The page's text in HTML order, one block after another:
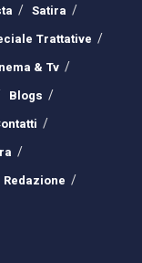
Satira
Trattative
& Tv
Blogs
Redazione